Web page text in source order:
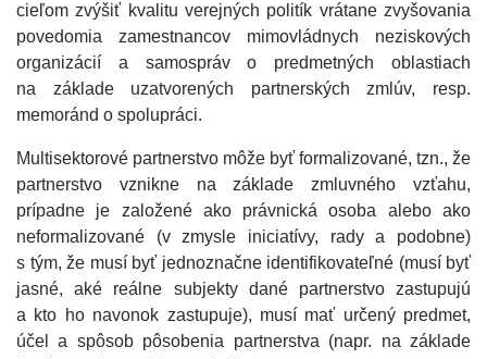
cieľom zvýšiť kvalitu verejných politík vrátane zvyšovania
povedomia zamestnancov mimovládnych neziskových
organizácií a samospráv o predmetných oblastiach
na základe uzatvorených partnerských zmlúv, resp.
memoránd o spolupráci.
Multisektorové partnerstvo môže byť formalizované, tzn., že
partnerstvo vznikne na základe zmluvného vzťahu,
prípadne je založené ako právnická osoba alebo ako
neformalizované (v zmysle iniciatívy, rady a podobne)
s tým, že musí byť jednoznačne identifikovateľné (musí byť
jasné, aké reálne subjekty dané partnerstvo zastupujú
a kto ho navonok zastupuje), musí mať určený predmet,
účel a spôsob pôsobenia partnerstva (napr. na základe